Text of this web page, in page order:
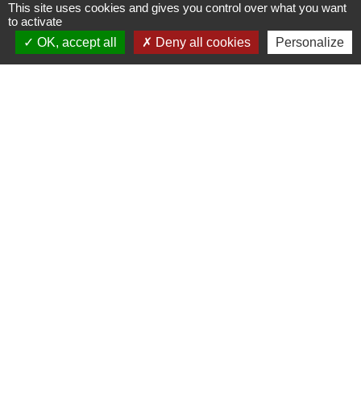
Saint-Germain-la-Poterie
Saint-Léger-en-Bray
Saint-Martin-le-Noeud
This site uses cookies and gives you control over what you want
to activate
OK, accept all
Deny all cookies Personalize